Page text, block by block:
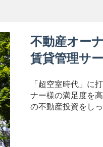
下のいずれかに該当する
に必要な場合で、ご本
する場合
を求められた場合
よび利用中止について
ない限りにおいて、ご本
不動産オー
賃貸管理サ
「超空室時代」に
ナー様の満足度を
の不動産投資をし